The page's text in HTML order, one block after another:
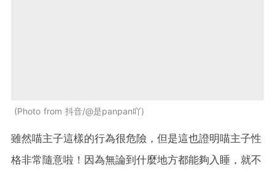
Photo from 抖音/@是panpan吖
雖然喵主子這樣的行為很危險，但是這也證明喵主子性
格非常隨意啦！因為無論到什麼地方都能夠入睡，就不